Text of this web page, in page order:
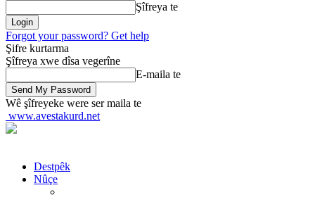
Şîfreya te
Forgot your password? Get help
Şifre kurtarma
Şîfreya xwe dîsa vegerîne
E-maila te
Wê şîfreyeke were ser maila te
www.avestakurd.net
Destpêk
Nûçe